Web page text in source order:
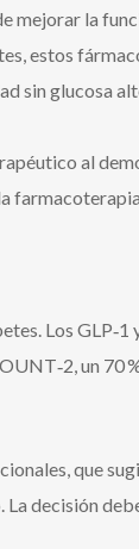
mejorar la
estos
sin glucosa
al
Los
un
que
decisión